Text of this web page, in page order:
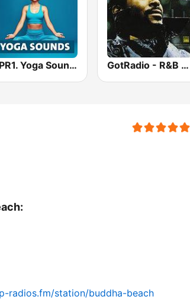
RPR1. Yoga Sounds GotRadio - R&B Classics
radios.fm/station/buddha-beach